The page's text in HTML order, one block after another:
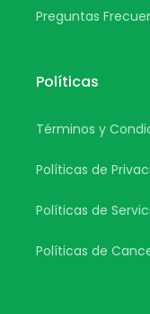
Preguntas
Políticas
Términos y
Políticas de
Políticas de
Políticas de